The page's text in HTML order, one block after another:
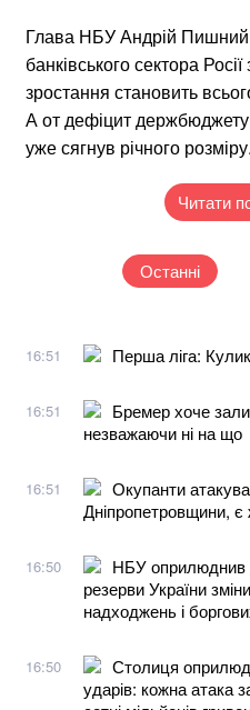
Глава НБУ Андрій Пишний
банківського сектора
зростання становить
А от дефіцит
уже сягнув річного розміру.
Читати
Останні
16:51 Перша ліга:
16:51
Бремер хоче
незважаючи ні на що
16:51
Окупанти
Дніпропетровщини, є
16:50
НБУ оприлюднив
резерви України
надходжень і
16:50
Столиця
ударів: кожна атака